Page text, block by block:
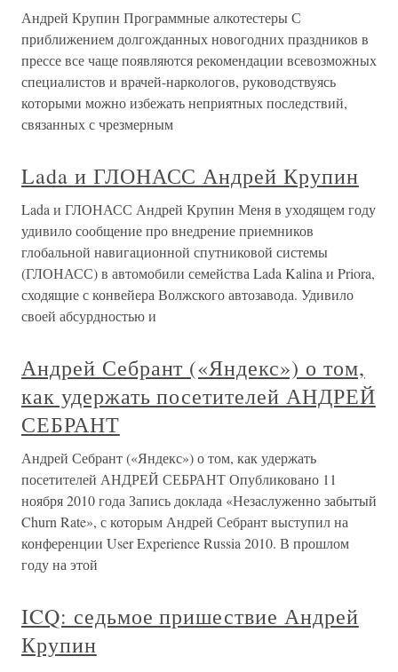
Андрей Крупин Программные алкотестеры С
приближением долгожданных новогодних праздников в
прессе все чаще появляются рекомендации всевозможных
специалистов и врачей-наркологов, руководствуясь
которыми можно избежать неприятных последствий,
связанных с чрезмерным
Lada и ГЛОНАСС Андрей Крупин
Lada и ГЛОНАСС Андрей Крупин Меня в уходящем году
удивило сообщение про внедрение приемников
глобальной навигационной спутниковой системы
(ГЛОНАСС) в автомобили семейства Lada Kalina и Priora,
сходящие с конвейера Волжского автозавода. Удивило
своей абсурдностью и
Андрей Себрант («Яндекс») о том,
как удержать посетителей АНДРЕЙ
СЕБРАНТ
Андрей Себрант («Яндекс») о том, как удержать
посетителей АНДРЕЙ СЕБРАНТ Опубликовано 11
ноября 2010 года Запись доклада «Незаслуженно забытый
Churn Rate», с которым Андрей Себрант выступил на
конференции User Experience Russia 2010. В прошлом
году на этой
ICQ: седьмое пришествие Андрей
Крупин